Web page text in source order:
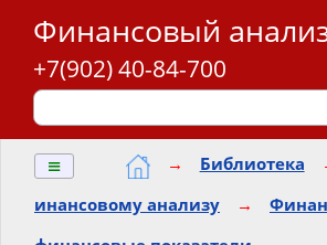
Финансовый
+7(902) 40-84-700
≡ → Библиотека
инансовому анализу
→